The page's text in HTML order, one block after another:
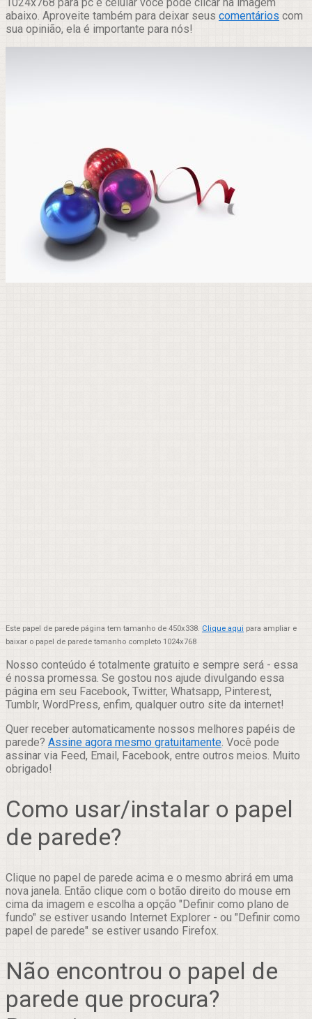
abaixo. Aproveite também para deixar seus comentários com
sua opinião, ela é importante para nós!
Este papel de parede página tem tamanho de 450x338. Clique aqui para ampliar e
baixar o papel de parede tamanho completo 1024x768
Nosso conteúdo é totalmente gratuito e sempre será - essa
é nossa promessa. Se gostou nos ajude divulgando essa
página em seu Facebook, Twitter, Whatsapp, Pinterest,
Tumblr, WordPress, enfim, qualquer outro site da internet!
Quer receber automaticamente nossos melhores papéis de
parede? Assine agora mesmo gratuitamente. Você pode
assinar via Feed, Email, Facebook, entre outros meios. Muito
obrigado!
Como usar/instalar o papel
de parede?
Clique no papel de parede acima e o mesmo abrirá em uma
nova janela. Então clique com o botão direito do mouse em
cima da imagem e escolha a opção "Definir como plano de
fundo" se estiver usando Internet Explorer - ou "Definir como
papel de parede" se estiver usando Firefox.
Não encontrou o papel de
parede que procura?